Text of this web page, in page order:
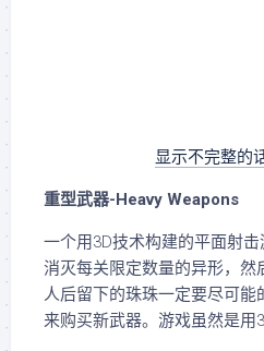
显示不完整的
重型武器-Heavy Weapons
一个用3D技术构建的平面射
消灭每关限定数量的异形，然
人后留下的珠珠一定要尽可能
来购买新武器。游戏虽然是用